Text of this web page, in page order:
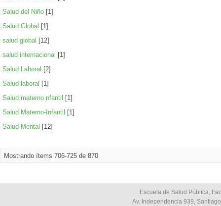
Salud del Niño [1]
Salud Global [1]
salud global [12]
salud internacional [1]
Salud Laboral [2]
Salud laboral [1]
Salud materno nfantil
[1]
Salud Materno-Infantil
[1]
Salud Mental [12]
Mostrando ítems 706-725 de 870
Escuela de Salud Pública,
Av. Independencia 939,